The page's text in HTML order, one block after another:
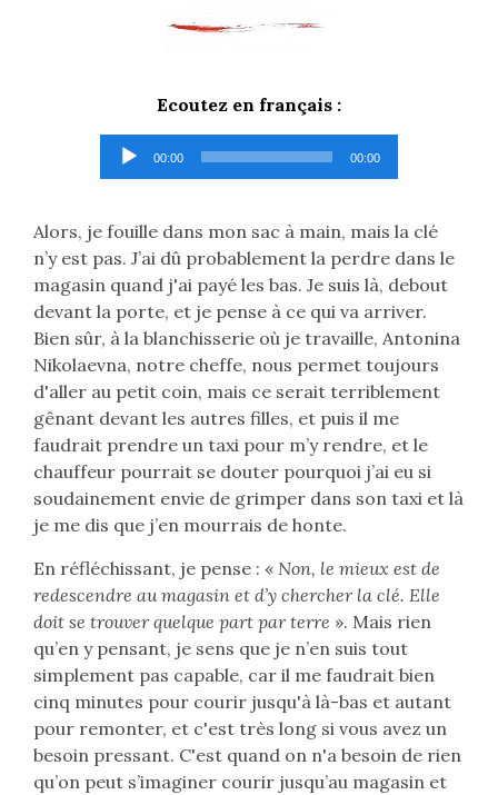
Ecoutez en français :
Lecteur00:00 00:00
Alors, je fouille dans mon sac à main, mais la clé
n’y est pas. J’ai dû probablement la perdre dans le
magasin quand j'ai payé les bas. Je suis là, debout
devant la porte, et je pense à ce qui va arriver.
Bien sûr, à la blanchisserie où je travaille, Antonina
Nikolaevna, notre cheffe, nous permet toujours
d'aller au petit coin, mais ce serait terriblement
gênant devant les autres filles, et puis il me
faudrait prendre un taxi pour m’y rendre, et le
chauffeur pourrait se douter pourquoi j’ai eu si
soudainement envie de grimper dans son taxi et là
je me dis que j’en mourrais de honte.
En réfléchissant, je pense : « Non, le mieux est de
redescendre au magasin et d’y chercher la clé. Elle
doit se trouver quelque part par terre ». Mais rien
qu’en y pensant, je sens que je n’en suis tout
simplement pas capable, car il me faudrait bien
cinq minutes pour courir jusqu'à là-bas et autant
pour remonter, et c'est très long si vous avez un
besoin pressant. C'est quand on n'a besoin de rien
qu’on peut s’imaginer courir jusqu’au magasin et